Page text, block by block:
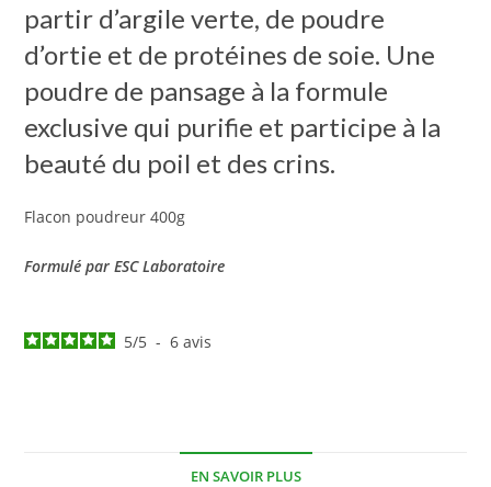
partir d’argile verte, de poudre
d’ortie et de protéines de soie. Une
poudre de pansage à la formule
exclusive qui purifie et participe à la
beauté du poil et des crins.
Flacon poudreur 400g
Formulé par ESC Laboratoire
5/5 - 6avis
EN SAVOIR PLUS